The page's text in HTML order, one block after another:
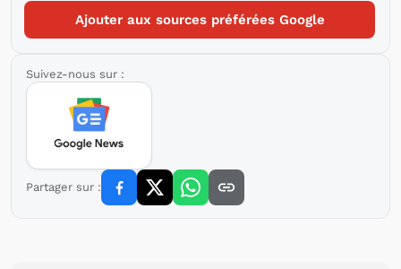
Ajouter aux sources préférées Google
Suivez-nous sur :
Partager sur :